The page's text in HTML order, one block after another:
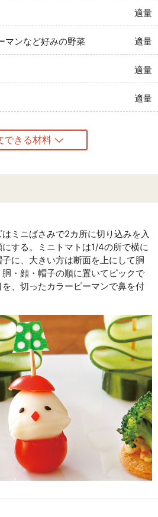
適量
マンなど好みの野菜 適量
適量
適量
できる材料
ミニばさみで2カ所に切り込みを入
する。ミニトマトは1/4の所で横に
に、大きい方は断面を上にして胴
・顔・帽子の順に置いてピックで
、切ったカラーピーマンで鼻を付